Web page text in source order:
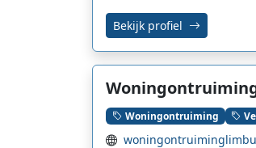
Bekijk profiel
Woningontruiming